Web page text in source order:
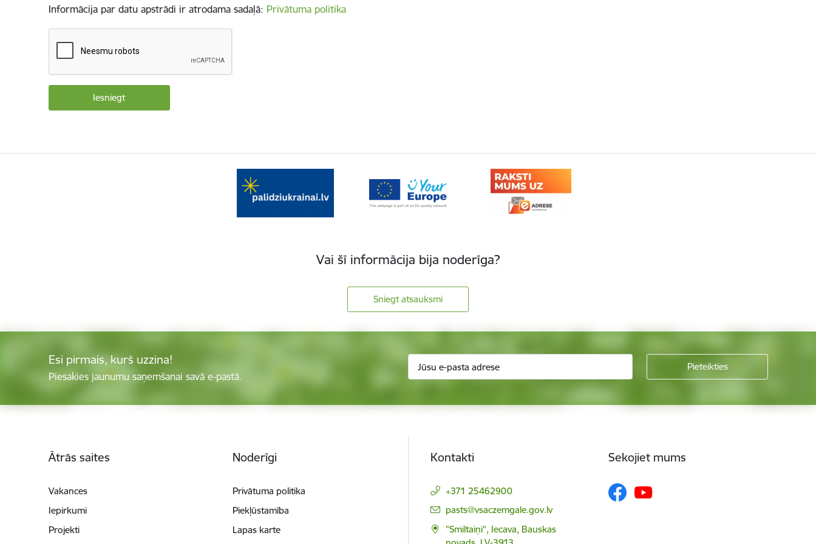
Informācija par datu apstrādi ir atrodama sadaļā: Privātuma politika
Vai šī informācija bija noderīga?
Sniegt atsauksmi
Esi pirmais, kurš uzzina!
Piesakies jaunumu saņemšanai savā e-pastā.
Ātrās saites
Vakances
Iepirkumi
Projekti
Noderīgi
Privātuma politika
Piekļūstamība
Lapas karte
Kontakti
+371 25462900
E-pasts:
pasts@vsaczemgale.gov.lv
"Smiltaiņi", Iecava, Bauskas
Sekojiet mums